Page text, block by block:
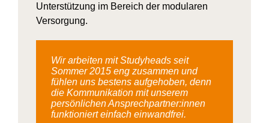
Unterstützung im Bereich der modularen
Versorgung.
Wir arbeiten mit Studyheads seit
Sommer 2015 eng zusammen und
fühlen uns bestens aufgehoben, denn
die Kommunikation mit unserem
persönlichen Ansprechpartner:innen
funktioniert einfach einwandfrei.